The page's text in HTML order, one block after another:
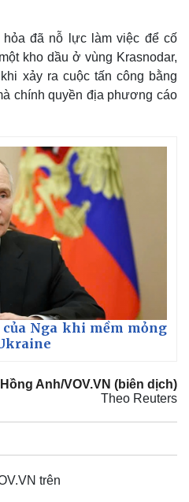
Multimedia
Ảnh
đã nỗ lực làm việc để cố
kho dầu ở vùng Krasnodar,
xảy ra cuộc tấn công bằng
chính quyền địa phương cáo
Nga khi mềm mỏng
Hồng Anh/VOV.VN (biên dịch)
Theo Reuters
trên